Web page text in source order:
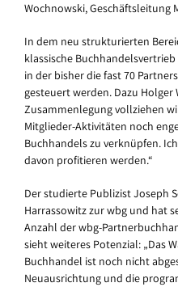
Wochnowski, Geschäftsleitung
In dem neu strukturierten
klassische
in der bisher die fast 70
gesteuert werden. Dazu Holger
Zusammenlegung vollziehen
Mitglieder-Aktivitäten noch
Buchhandels zu verknüpfen.
davon profitieren werden.“
Der studierte Publizist Joseph
Harrassowitz zur wbg und hat
Anzahl der wbg-
sieht weiteres Potenzial: „Das
Buchhandel ist noch nicht
Neuausrichtung und die